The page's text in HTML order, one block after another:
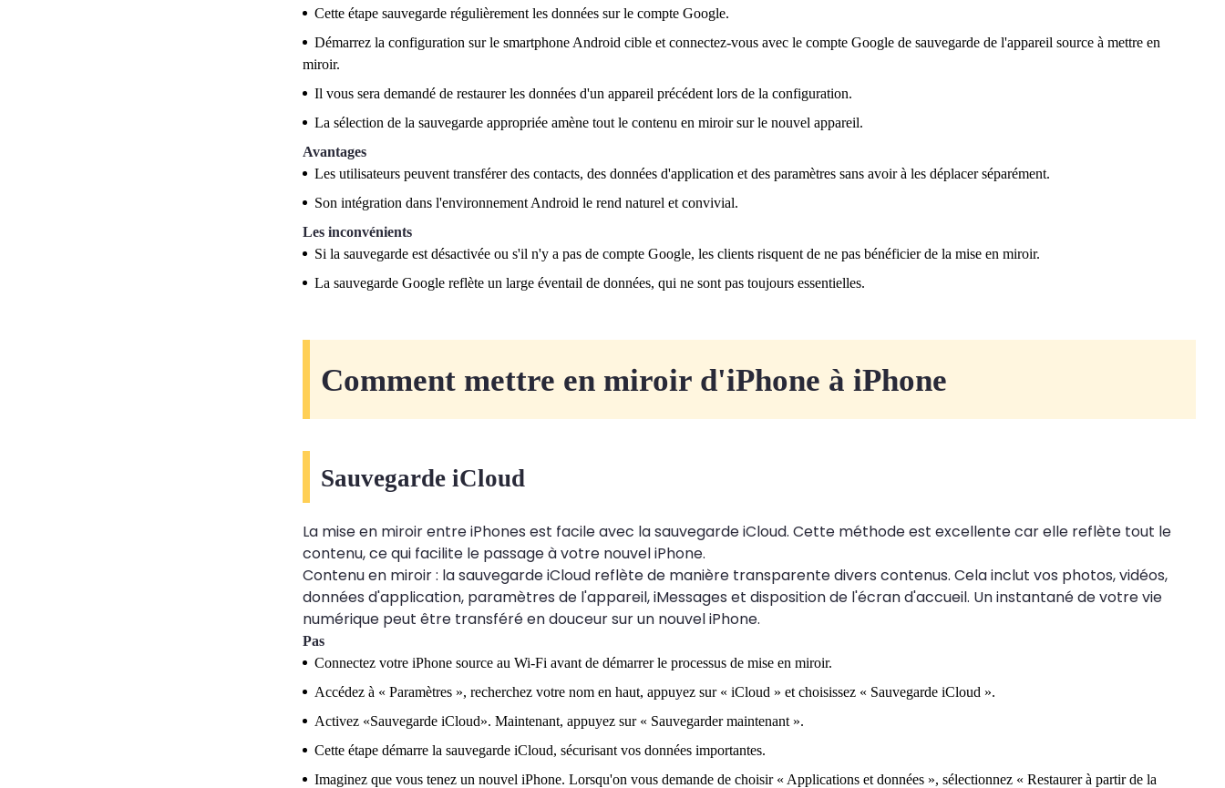
Cette étape sauvegarde régulièrement les données sur le compte Google.
Démarrez la configuration sur le smartphone Android cible et connectez-vous avec le compte Google de sauvegarde de l'appareil source à mettre en
miroir.
Il vous sera demandé de restaurer les données d'un appareil précédent lors de la configuration.
La sélection de la sauvegarde appropriée amène tout le contenu en miroir sur le nouvel appareil.
Avantages
Les utilisateurs peuvent transférer des contacts, des données d'application et des paramètres sans avoir à les déplacer séparément.
Son intégration dans l'environnement Android le rend naturel et convivial.
Les inconvénients
Si la sauvegarde est désactivée ou s'il n'y a pas de compte Google, les clients risquent de ne pas bénéficier de la mise en miroir.
La sauvegarde Google reflète un large éventail de données, qui ne sont pas toujours essentielles.
Comment mettre en miroir d'iPhone à iPhone
Sauvegarde iCloud
La mise en miroir entre iPhones est facile avec la sauvegarde iCloud. Cette méthode est excellente car elle reflète tout le
contenu, ce qui facilite le passage à votre nouvel iPhone.
Contenu en miroir : la sauvegarde iCloud reflète de manière transparente divers contenus. Cela inclut vos photos, vidéos,
données d'application, paramètres de l'appareil, iMessages et disposition de l'écran d'accueil. Un instantané de votre vie
numérique peut être transféré en douceur sur un nouvel iPhone.
Pas
Connectez votre iPhone source au Wi-Fi avant de démarrer le processus de mise en miroir.
Accédez à « Paramètres », recherchez votre nom en haut, appuyez sur « iCloud » et choisissez « Sauvegarde iCloud ».
Activez «Sauvegarde iCloud». Maintenant, appuyez sur « Sauvegarder maintenant ».
Cette étape démarre la sauvegarde iCloud, sécurisant vos données importantes.
Imaginez que vous tenez un nouvel iPhone. Lorsqu'on vous demande de choisir « Applications et données », sélectionnez « Restaurer à partir de la